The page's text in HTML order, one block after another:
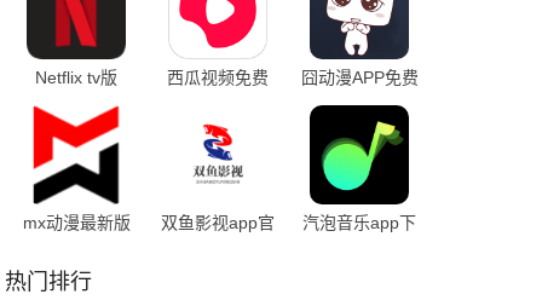
Netflix tv版 西瓜视频免费
囧动漫APP免费
版
mx动漫最新版
双鱼影视app官
汽泡音乐app下
热门排行